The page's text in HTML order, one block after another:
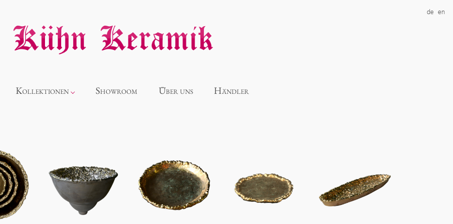
de en
Kollektionen
Alice
Panthéon
Showroom Über uns Händler